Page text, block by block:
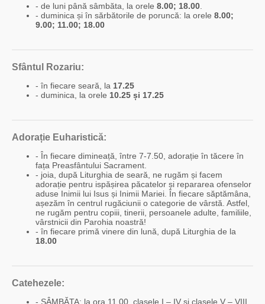
- de luni până sâmbăta, la orele 8.00; 18.00.
- duminica și în sărbătorile de poruncă: la orele 8.00;
9.00; 11.00; 18.00
Sfântul Rozariu:
- în fiecare seară, la 17.25
- duminica, la orele 10.25 și 17.25
Adorație Euharistică:
- În fiecare dimineață, între 7-7.50, adorație în tăcere în
fața Preasfântului Sacrament.
- joia, după Liturghia de seară, ne rugăm și facem
adorație pentru ispășirea păcatelor și repararea ofenselor
aduse Inimii lui Isus și Inimii Mariei. În fiecare săptămâna,
așezăm în centrul rugăciunii o categorie de vârstă. Astfel,
ne rugăm pentru copiii, tinerii, persoanele adulte, familiile,
vârstnicii din Parohia noastră!
- în fiecare primă vinere din lună, după Liturghia de la
18.00
Catehezele:
- SÂMBĂTA: la ora 11.00, clasele I – IV și clasele V – VIII.